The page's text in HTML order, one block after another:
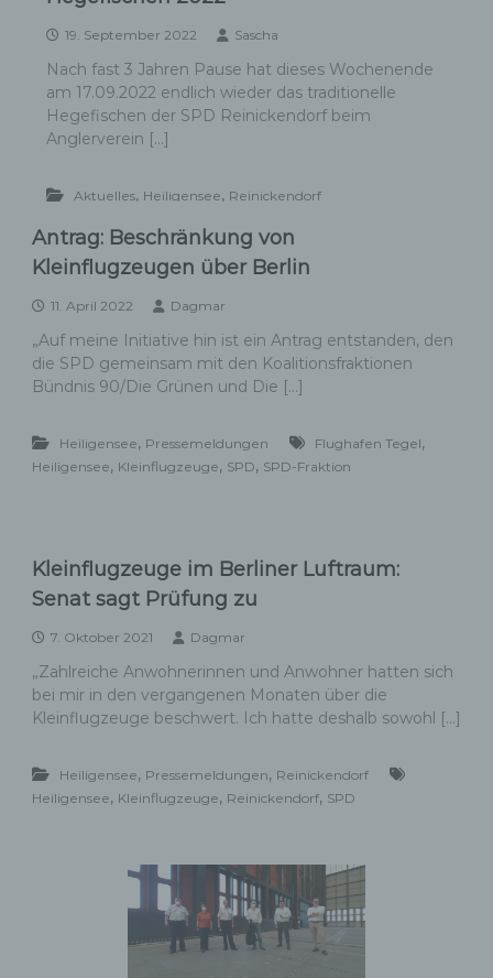
19. September 2022 Sascha
Nach fast 3 Jahren Pause hat dieses Wochenende
am 17.09.2022 endlich wieder das traditionelle
Hegefischen der SPD Reinickendorf beim
Anglerverein […]
Aktuelles, Heiligensee, Reinickendorf
Antrag: Beschränkung von
Kleinflugzeugen über Berlin
11. April 2022 Dagmar
„Auf meine Initiative hin ist ein Antrag entstanden, den
die SPD gemeinsam mit den Koalitionsfraktionen
Bündnis 90/Die Grünen und Die […]
Heiligensee, Pressemeldungen Flughafen Tegel,
Heiligensee, Kleinflugzeuge, SPD, SPD-Fraktion
Kleinflugzeuge im Berliner Luftraum:
Senat sagt Prüfung zu
7. Oktober 2021 Dagmar
„Zahlreiche Anwohnerinnen und Anwohner hatten sich
bei mir in den vergangenen Monaten über die
Kleinflugzeuge beschwert. Ich hatte deshalb sowohl […]
Heiligensee, Pressemeldungen, Reinickendorf
Heiligensee, Kleinflugzeuge, Reinickendorf, SPD